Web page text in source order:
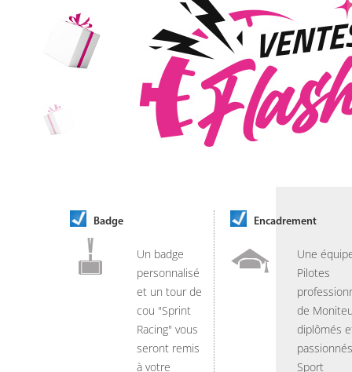
Badge
Un badge
personnalisé
et un tour de
cou "Sprint
Racing" vous
seront remis
à votre
Encadrement
Une
Pilotes
de
diplômés
Sport